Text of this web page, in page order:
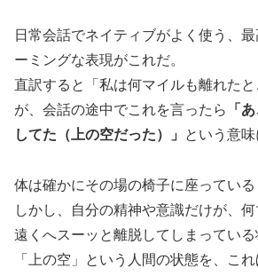
日常会話でネイティブがよく使う、
ーミングな表現がこれだ。
直訳すると「私は何マイルも離れた
が、会話の途中でこれを言ったら
「
してた（上の空だった）」
という意味
体は確かにその場の椅子に座っている
しかし、自分の精神や意識だけが、
遠くへスーッと離脱してしまっている
「上の空」という人間の状態を、こ